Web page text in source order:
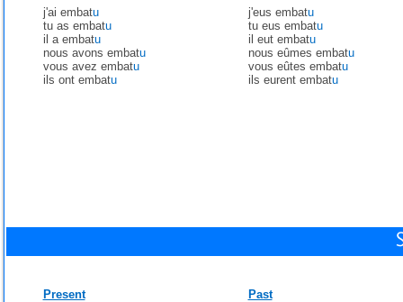
j'ai embatu
tu as embatu
il a embatu
nous avons embatu
vous avez embatu
ils ont embatu
j'eus embatu
tu eus embatu
il eut embatu
nous eûmes embatu
vous eûtes embatu
ils eurent embatu
Present
Past